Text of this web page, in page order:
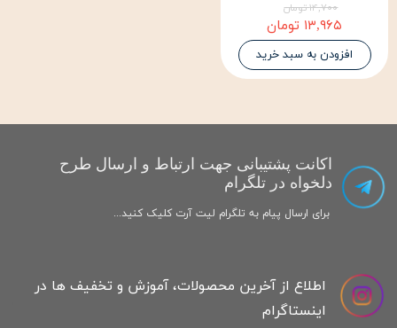
۱۴,۷۰۰ تومان
۱۳,۹۶۵ تومان
افزودن به سبد خرید
اکانت پشتیبانی جهت ارتباط و ارسال طرح
دلخواه در تلگرام
برای ارسال پیام به تلگرام لیت آرت کلیک کنید...
اطلاع از آخرین محصولات، آموزش و تخفیف ها در
اینستاگرام